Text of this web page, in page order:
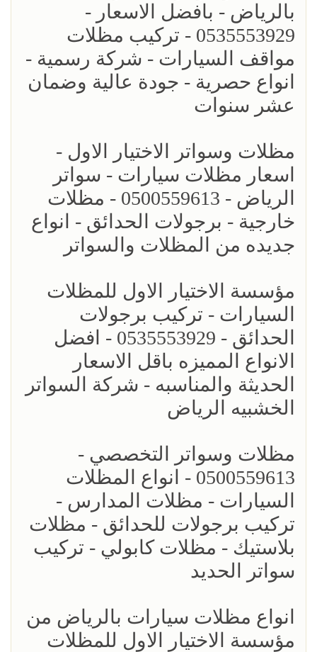
بالرياض - بافضل الاسعار -
0535553929 - تركيب مظلات
مواقف السيارات - شركة رسمية -
انواع حصرية - جودة عالية وضمان
عشر سنوات
مظلات وسواتر الاختيار الاول -
اسعار مظلات سيارات - سواتر
الرياض - 0500559613 - مظلات
خارجية - برجولات الحدائق - انواع
جديده من المظلات والسواتر
مؤسسة الاختيار الاول للمظلات
السيارات - تركيب برجولات
الحدائق - 0535553929 - افضل
الانواع المميزه باقل الاسعار
الحديثة والمناسبه - شركة السواتر
الخشبيه الرياض
مظلات وسواتر التخصصي -
0500559613 - انواع المظلات
السيارات - مظلات المدارس -
تركيب برجولات للحدائق - مظلات
بلاستيك - مظلات كابولي - تركيب
سواتر الحديد
انواع مظلات سيارات بالرياض من
مؤسسة الاختيار الاول للمظلات